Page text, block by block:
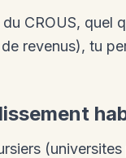
CROUS, quel
revenus), tu